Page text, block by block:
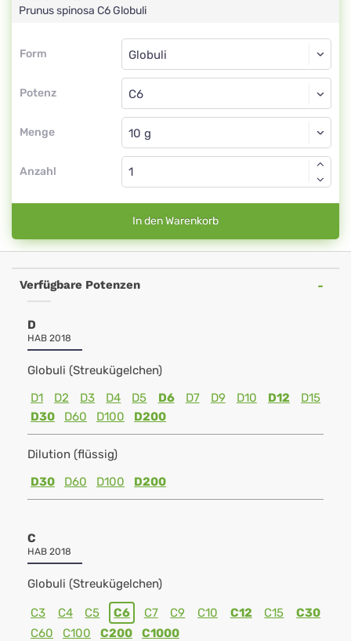
Prunus spinosa C6Globuli
Form
Form
Potenz
Globuli
C6
Menge
Globuli
Anzahl
In den Warenkorb
Verfügbare Potenzen
D
HAB 2018
Globuli (Streukügelchen)
D1
D2 D3 D4 D5 D6 D7 D9 D10 D12
D15
D30
D60 D100 D200
Dilution (flüssig)
D30
D60 D100 D200
C
HAB 2018
Globuli (Streukügelchen)
C3 C4 C5 C6 C7 C9 C10 C12 C15
C30
C60
C100 C200 C1000